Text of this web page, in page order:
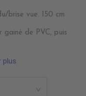
brise vue. 150 cm
gainé de PVC, puis
plus
>